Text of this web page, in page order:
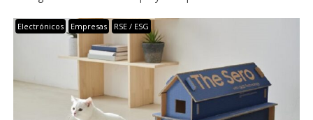
Electrónicos Empresas RSE / ESG